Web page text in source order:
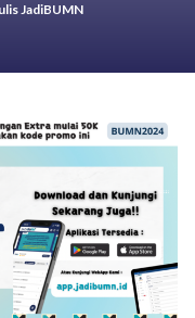
JadiBUMN